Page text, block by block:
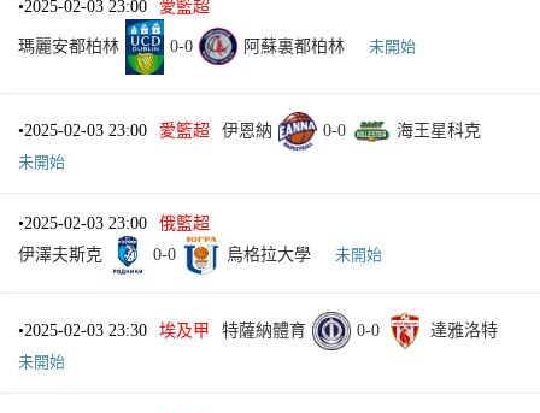
•2025-02-03 23:00 愛籃超
瑪麗安都柏林 0-0 阿蘇裏都柏林 未開始
•2025-02-03 23:00 愛籃超 伊恩納 0-0
海王星科克
未開始
•2025-02-03 23:00
俄籃超
伊澤夫斯克
0-0 烏格拉大學 未開始
•2025-02-03 23:30 埃及甲 特薩納體育 0-0
達雅洛特
未開始